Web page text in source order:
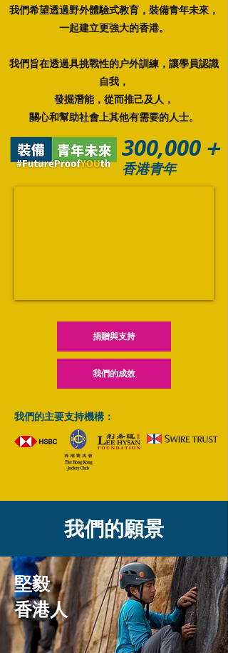
我們希望透過野外體驗式教育 ， 裝備青年未來 ，
一起建立更強大的香港。
我們旨在透過具挑戰性的户外訓練，讓學員認識
自我，
發掘潛能，從而推己及人，
關心和幫助社會上其他有需要的人士。
300,000＋
香港青年
捐贈與支持
我們的成效
我們的主要支持機構：
我們的願景
堅毅
香港人